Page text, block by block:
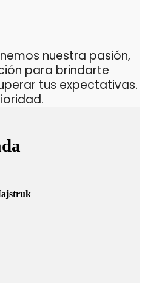
nuestra pasión,
para brindarte
tus expectativas.